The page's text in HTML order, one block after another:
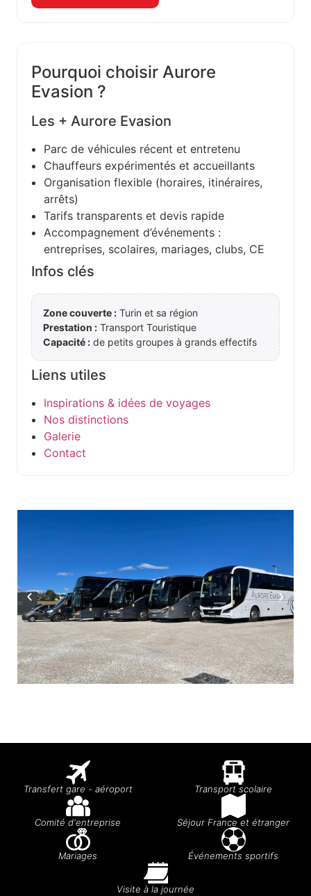
Pourquoi choisir Aurore
Evasion ?
Les + Aurore Evasion
Parc de véhicules récent et entretenu
Chauffeurs expérimentés et accueillants
Organisation flexible (horaires, itinéraires,
arrêts)
Tarifs transparents et devis rapide
Accompagnement d’événements :
entreprises, scolaires, mariages, clubs, CE
Infos clés
Zone couverte : Turin et sa région
Prestation : Transport Touristique
Capacité : de petits groupes à grands effectifs
Liens utiles
Inspirations & idées de voyages
Nos distinctions
Galerie
Contact
Transfert gare - aéroport Transport scolaire
Comité d'entreprise Séjour France et étranger
Mariages Événements sportifs
Visite à la journée